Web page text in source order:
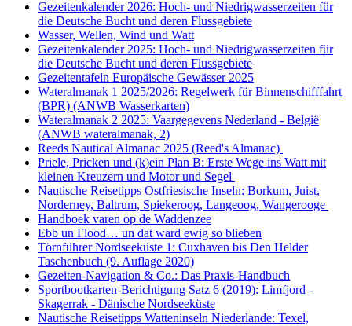
Gezeitenkalender 2026: Hoch- und Niedrigwasserzeiten für
die Deutsche Bucht und deren Flussgebiete
Wasser, Wellen, Wind und Watt
Gezeitenkalender 2025: Hoch- und Niedrigwasserzeiten für
die Deutsche Bucht und deren Flussgebiete
Gezeitentafeln Europäische Gewässer 2025
Wateralmanak 1 2025/2026: Regelwerk für Binnenschifffahrt
(BPR) (ANWB Wasserkarten)
Wateralmanak 2 2025: Vaargegevens Nederland - België
(ANWB wateralmanak, 2)
Reeds Nautical Almanac 2025 (Reed's Almanac)
Priele, Pricken und (k)ein Plan B: Erste Wege ins Watt mit
kleinen Kreuzern und Motor und Segel
Nautische Reisetipps Ostfriesische Inseln: Borkum, Juist,
Norderney, Baltrum, Spiekeroog, Langeoog, Wangerooge
Handboek varen op de Waddenzee
Ebb un Flood… un dat ward ewig so blieben
Törnführer Nordseeküste 1: Cuxhaven bis Den Helder
Taschenbuch (9. Auflage 2020)
Gezeiten-Navigation & Co.: Das Praxis-Handbuch
Sportbootkarten-Berichtigung Satz 6 (2019): Limfjord -
Skagerrak - Dänische Nordseeküste
Nautische Reisetipps Watteninseln Niederlande: Texel,